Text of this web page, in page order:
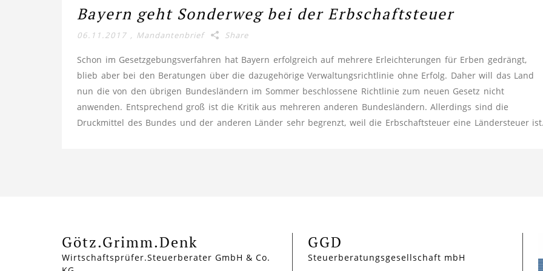
Bayern geht Sonderweg bei der Erbschaftsteuer
06.11.2017 , Mandantenbrief Share
Schon im Gesetzgebungsverfahren hat Bayern erfolgreich auf mehrere Erleichterungen für Erben gedrängt,
blieb aber bei den Beratungen über die dazugehörige Verwaltungsrichtlinie ohne Erfolg. Daher will das Land
nun die von den übrigen Bundesländern im Sommer beschlossene Richtlinie zum neuen Gesetz nicht
anwenden. Entsprechend groß ist die Kritik aus mehreren anderen Bundesländern. Allerdings sind die
Druckmittel des Bundes und der anderen Länder sehr begrenzt, weil die Erbschaftsteuer eine Ländersteuer
Götz.Grimm.Denk
Wirtschaftsprüfer.Steuerberater GmbH & Co.
GGD
Steuerberatungsgesellschaft mbH